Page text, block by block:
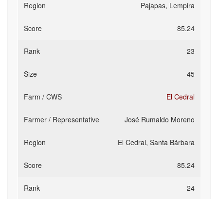
Pajapas, Lempira
85.24
23
45
El Cedral
José Rumaldo Moreno
El Cedral, Santa Bárbara
85.24
24